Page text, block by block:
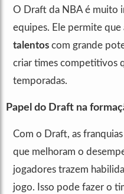
O Draft da NBA é muito
equipes. Ele permite que
talentos com grande
criar times competitivos
temporadas.
Papel do Draft na
Com o Draft, as
que melhoram o
jogadores trazem
jogo. Isso pode fazer o